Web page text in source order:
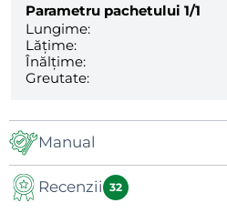
Parametru pachetului 1/1
Lungime:
Lățime:
Înălțime:
Greutate:
Manual
Manual
Recenzii 32